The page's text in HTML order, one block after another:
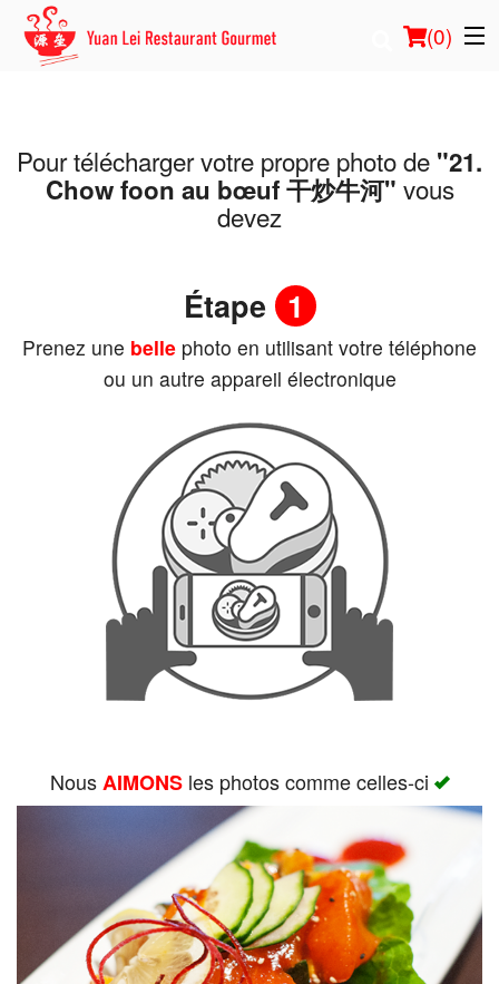
(0)
Commander en ligne
Rechercher
Pour télécharger votre propre photo de "21.
Chow foon au bœuf 干炒牛河" vous
devez
Étape 1
Prenez une belle photo en utilisant votre téléphone
ou un autre appareil électronique
NousAIMONSles photos comme celles-ci